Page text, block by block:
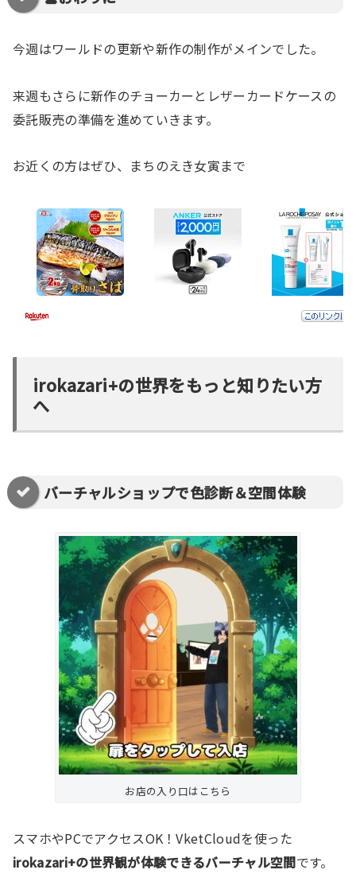
今週はワールドの更新や新作の制作がメインでした。
来週もさらに新作のチョーカーとレザーカードケースの
委託販売の準備を進めていきます。
お近くの方はぜひ、まちのえき女寅まで
irokazari+の世界をもっと知りたい方
へ
バーチャルショップで色診断＆空間体験
お店の入り口はこちら
スマホやPCでアクセスOK！VketCloudを使った
irokazari+の世界観が体験できるバーチャル空間です。